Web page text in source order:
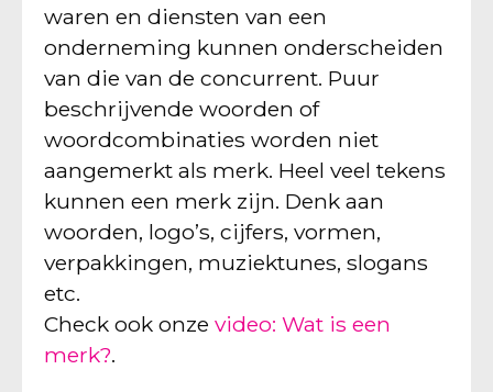
waren en diensten van een
onderneming kunnen onderscheiden
van die van de concurrent. Puur
beschrijvende woorden of
woordcombinaties worden niet
aangemerkt als merk. Heel veel tekens
kunnen een merk zijn. Denk aan
woorden, logo’s, cijfers, vormen,
verpakkingen, muziektunes, slogans
etc.
Check ook onze video: Wat is een
merk?.